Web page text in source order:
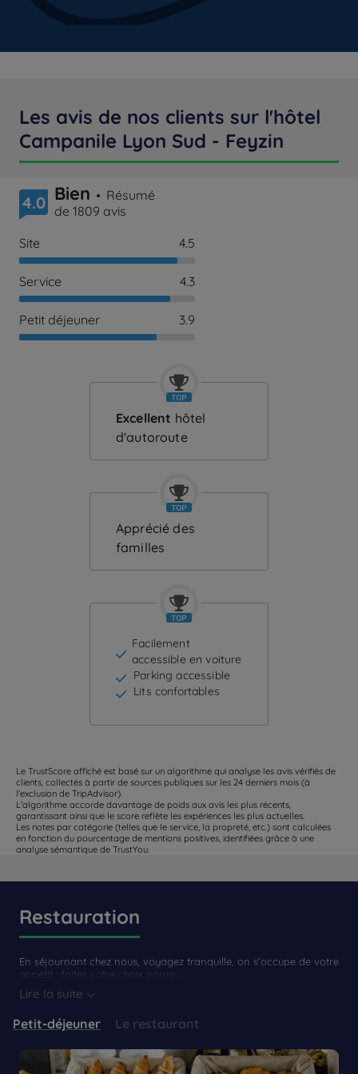
Les avis de nos clients sur l'hôtel
Campanile Lyon Sud - Feyzin
4.0 Bien
Résumé
de 1809 avis
Site
4.5
Service 4.3
Petit déjeuner 3.9
Excellent hôtel
d'autoroute
Apprécié des
familles
Facilement
accessible en voiture
Parking accessible
Lits confortables
Le TrustScore affiché est basé sur un algorithme qui analyse les avis vérifiés de
clients, collectés à partir de sources publiques sur les 24 derniers mois (à
l'exclusion de TripAdvisor).
L'algorithme accorde davantage de poids aux avis les plus récents,
garantissant ainsi que le score reflète les expériences les plus actuelles.
Les notes par catégorie (telles que le service, la propreté, etc.) sont calculées
en fonction du pourcentage de mentions positives, identifiées grâce à une
analyse sémantique de TrustYou.
Restauration
En séjournant chez nous, voyagez tranquille, on s'occupe de votre
appétit : faites votre choix parmi...
Lire la suite
Petit-déjeuner Le restaurant